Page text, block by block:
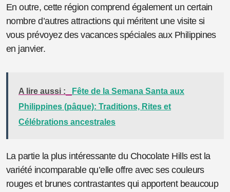
En outre, cette région comprend également un certain
nombre d’autres attractions qui méritent une visite si
vous prévoyez des vacances spéciales aux Philippines
en janvier.
A lire aussi :
Fête de la Semana Santa aux
Philippines (pâque): Traditions, Rites et
Célébrations ancestrales
La partie la plus intéressante du Chocolate Hills est la
variété incomparable qu’elle offre avec ses couleurs
rouges et brunes contrastantes qui apportent beaucoup